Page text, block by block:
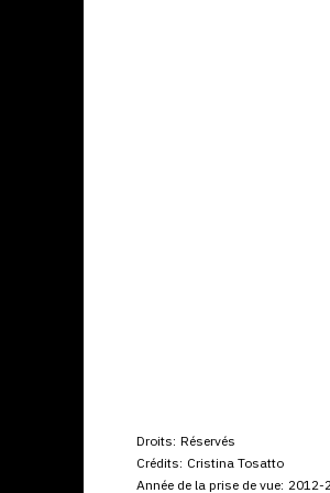
Droits: Réservés
Crédits: Cristina Tosatto
Année de la prise de vue: 2012-